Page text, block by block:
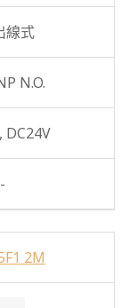
線式
N.O.
DC24V
-
2M